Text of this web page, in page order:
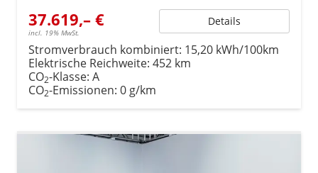
37.619,– €
incl. 19% MwSt.
Details
Stromverbrauch kombiniert: 15,20 kWh/100km
Elektrische Reichweite: 452 km
CO2-Klasse: A
CO2-Emissionen: 0 g/km